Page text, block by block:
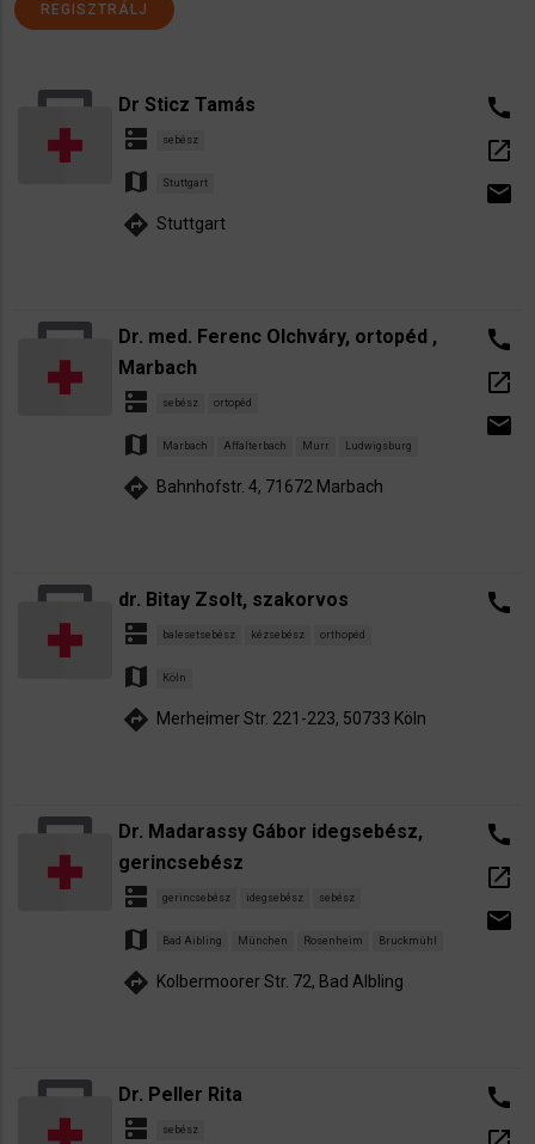
REGISZTRÁLJ
Dr Sticz Tamás
dns sebész
map Stuttgart
directions Stuttgart
call
open_in_new
email
Dr. med. Ferenc Olchváry, ortopéd ,
Marbach
dns sebész ortopéd
map Marbach Affalterbach Murr Ludwigsburg
directions Bahnhofstr. 4, 71672 Marbach
call
open_in_new
email
dr. Bitay Zsolt, szakorvos
dns balesetsebész kézsebész orthopéd
map Köln
directions Merheimer Str. 221-223, 50733 Köln
call
Dr. Madarassy Gábor idegsebész,
gerincsebész
dns gerincsebész idegsebész sebész
map Bad Aibling München Rosenheim Bruckmühl
directions Kolbermoorer Str. 72, Bad AIbling
call
open_in_new
email
Dr. Peller Rita
dns sebész
call